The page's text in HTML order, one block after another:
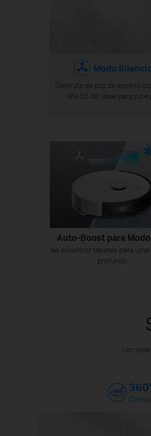
Modo
Desfrute de paz de espírito
até 55 dB, ideal para pó e
Auto-Boost para
ao encontrar tapetes para uma
profunda.
Um